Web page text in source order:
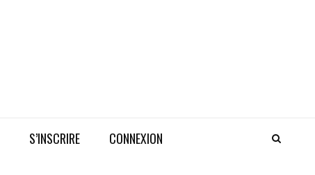
S’INSCRIRE CONNEXION